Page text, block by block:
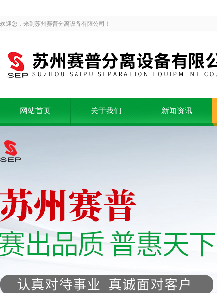
欢迎您，来到苏州赛普分离设备有限公司！
网站首页 关于我们 新闻资讯